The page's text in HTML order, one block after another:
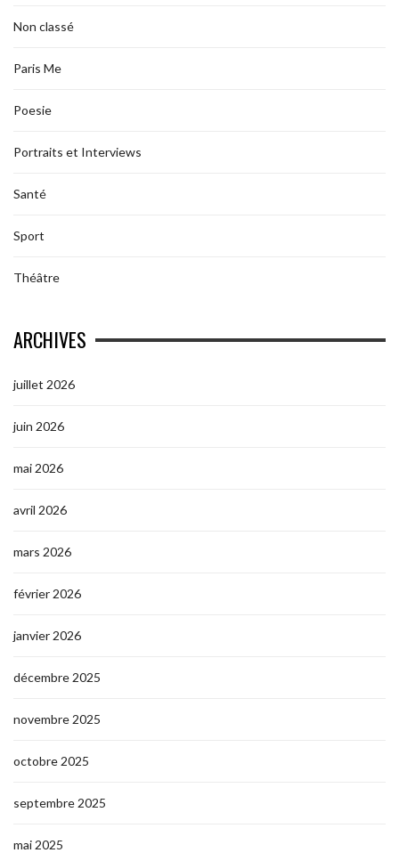
Non classé
Paris Me
Poesie
Portraits et Interviews
Santé
Sport
Théâtre
ARCHIVES
juillet 2026
juin 2026
mai 2026
avril 2026
mars 2026
février 2026
janvier 2026
décembre 2025
novembre 2025
octobre 2025
septembre 2025
mai 2025